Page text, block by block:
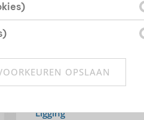
Soort object
Bouwjaar
Ligging
OPSLAAN